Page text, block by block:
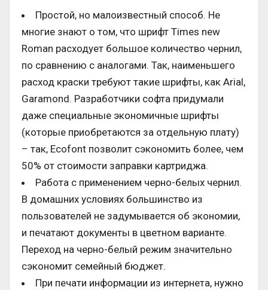
Простой, но малоизвестный способ. Не
многие знают о том, что шрифт Times new
Roman расходует большое количество чернил,
по сравнению с аналогами. Так, наименьшего
расход краски требуют такие шрифты, как Arial,
Garamond. Разработчики софта придумали
даже специальные экономичные шрифты
(которые приобретаются за отдельную плату)
– так, Ecofont позволит сэкономить более, чем
50% от стоимости заправки картриджа.
Работа с применением черно-белых чернил.
В домашних условиях большинство из
пользователей не задумывается об экономии,
и печатают документы в цветном варианте.
Переход на черно-белый режим значительно
сэкономит семейный бюджет.
При печати информации из интернета, нужно